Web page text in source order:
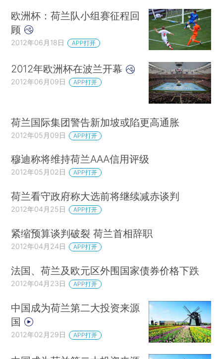
欧洲杯：荷兰队小组赛征程回
顾
2012年06月18日 APP打开
2012年欧洲杯在波兰开幕
2012年06月09日 APP打开
荷兰国际集团警告新加坡或陷更高通胀
2012年05月09日 APP打开
穆迪称将维持荷兰AAA信用评级
2012年05月02日 APP打开
荷兰看守政府称大选前将继续减赤谈判
2012年04月25日 APP打开
紧缩预算谈判破裂 荷兰首相辞职
2012年04月24日 APP打开
法国、荷兰及欧元区外围国家债券价格下跌
2012年04月23日 APP打开
中国成为荷兰第二大投资来源
国
2012年02月29日 APP打开